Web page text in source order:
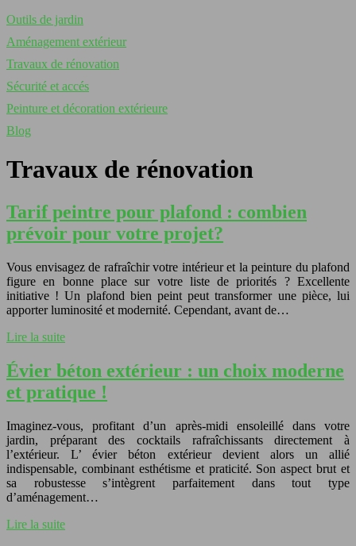
Outils de jardin
Aménagement extérieur
Travaux de rénovation
Sécurité et accés
Peinture et décoration extérieure
Blog
Travaux de rénovation
Tarif peintre pour plafond : combien
prévoir pour votre projet?
Vous envisagez de rafraîchir votre intérieur et la peinture du plafond
figure en bonne place sur votre liste de priorités ? Excellente
initiative ! Un plafond bien peint peut transformer une pièce, lui
apporter luminosité et modernité. Cependant, avant de…
Lire la suite
Évier béton extérieur : un choix moderne
et pratique !
Imaginez-vous, profitant d’un après-midi ensoleillé dans votre
jardin, préparant des cocktails rafraîchissants directement à
l’extérieur. L’ évier béton extérieur devient alors un allié
indispensable, combinant esthétisme et praticité. Son aspect brut et
sa robustesse s’intègrent parfaitement dans tout type
d’aménagement…
Lire la suite